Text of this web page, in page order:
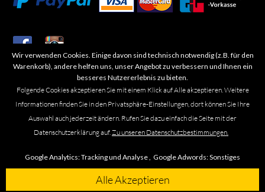
​Letzte Aktualisierung: 06.2026
Marken- oder Warenzeichen werden in der Regel nicht als solche kenntlich
gemacht. Das Fehlen einer solchen Kennzeichnung bedeutet nicht, dass es
handelt. Alle genannten Marken, Logos, Symbole, Bilder, Designs, Produkt-
und Unternehmensbezeichnungen sind Urheber-, Marken- und
Wir verwenden Cookies. Einige davon sind technisch notwendig (z.B. für den
Warenkorb), andere helfen uns, unser Angebot zu verbessern und Ihnen ein
besseres Nutzererlebnis zu bieten.
Folgende Cookies akzeptieren Sie mit einem Klick auf Alle akzeptieren. Weitere
Informationen finden Sie in den Privatsphäre-Einstellungen, dort können Sie Ihre
Auswahl auch jederzeit ändern. Rufen Sie dazu einfach die Seite mit der
Datenschutzerklärung auf.Zu unseren Datenschutzbestimmungen.
Google Analytics:Tracking und Analyse , Google Adwords:Sonstiges
Alle Akzeptieren